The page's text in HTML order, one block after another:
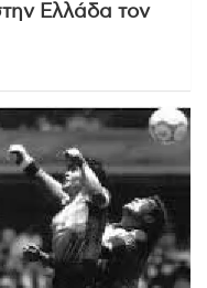
Ελλάδα τον